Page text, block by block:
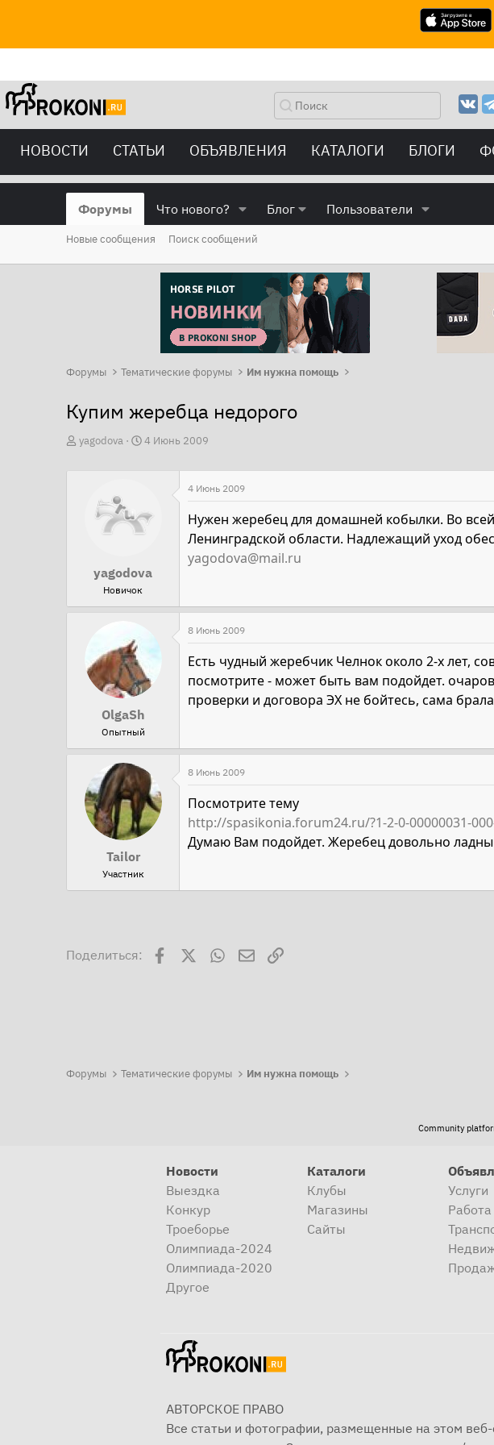
НОВОСТИ СТАТЬИ ОБЪЯВЛЕНИЯ КАТАЛОГИ БЛОГИ
Форумы Что нового? Блог Пользователи
Новые сообщения Поиск сообщений
Форумы Тематические форумы Им нужна помощь
Купим жеребца недорого
А
yagodova
Д
н
а
4 Июнь 2009
yagodova
Новичок
4 Июнь 2009
Нужен жеребец для домашней кобылки. Во
Ленинградской области. Надлежащий уход
yagodova@mail.ru
OlgaSh
Опытный
8 Июнь 2009
Есть чудный жеребчик Челнок около 2-х лет,
посмотрите - может быть вам подойдет.
проверки и договора ЭХ не бойтесь, сама
Tailor
Участник
8 Июнь 2009
Посмотрите тему
http://spasikonia.forum24.ru/?1-2-0-00000031-
Думаю Вам подойдет. Жеребец довольно
Поделиться: FacebookWhatsAppЭлектронная почта
Ссылка
Форумы Тематические форумы Им нужна помощь
Community
Новости
Выездка
Конкур
Троеборье
Олимпиада-2024
Олимпиада-2020
Другое
Каталоги
Клубы
Магазины
Сайты
Услуги
Работа
АВТОРСКОЕ ПРАВО
Все статьи и фотографии, размещенные на этом